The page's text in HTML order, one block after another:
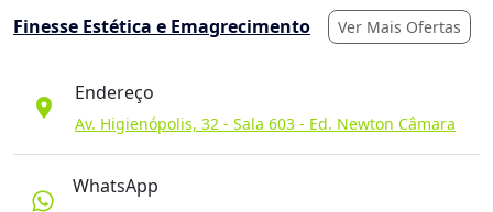
Finesse Estética e Emagrecimento Ver Mais Ofertas
location_on
Endereço
Av. Higienópolis, 32 - Sala 603 - Ed. Newton Câmara
WhatsApp